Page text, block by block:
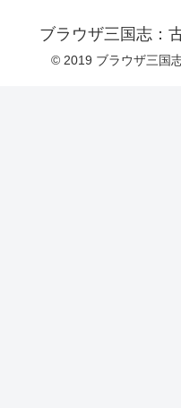
ブラウザ三国志：
© 2019 ブラウザ三国